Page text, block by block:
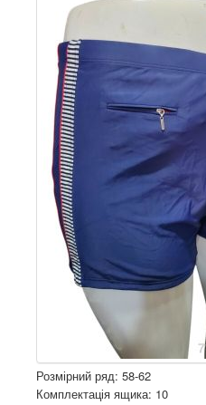
Розмірний ряд: 58-62
Комплектація ящика: 10